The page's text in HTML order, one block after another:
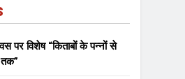
पर विशेष “किताबों के पन्नों से